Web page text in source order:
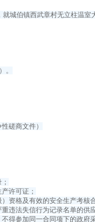
城伯镇西武章村无立柱温室
。
磋商文件）
许可证；
资格及有效的安全生产考核
违法失信行为记录名单的供
得参加同一合同项下的政府